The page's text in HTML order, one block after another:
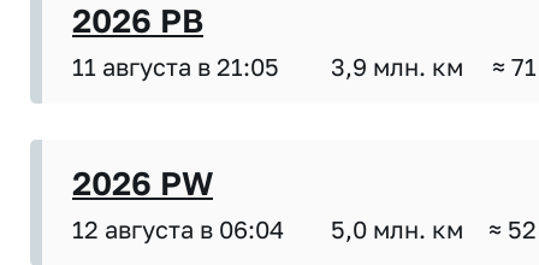
2026 PB
11 августа в 21:05 3,9 млн. км ≈
2026 PW
12 августа в 06:04 5,0 млн. км ≈